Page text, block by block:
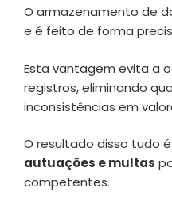
O armazenamento de
e é feito de forma
Esta vantagem evita a
registros, eliminando
inconsistências em
O resultado disso tudo
autuações e multas
competentes.